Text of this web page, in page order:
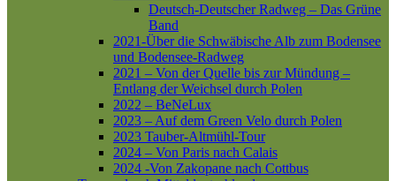
Deutsch-Deutscher Radweg – Das Grüne
Band
2021-Über die Schwäbische Alb zum Bodensee
und Bodensee-Radweg
2021 – Von der Quelle bis zur Mündung –
Entlang der Weichsel durch Polen
2022 – BeNeLux
2023 – Auf dem Green Velo durch Polen
2023 Tauber-Altmühl-Tour
2024 – Von Paris nach Calais
2024 -Von Zakopane nach Cottbus